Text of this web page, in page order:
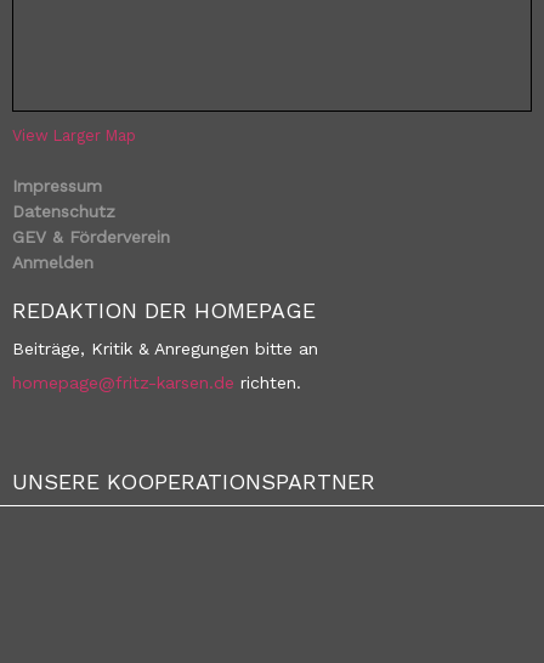
View Larger Map
Impressum
Datenschutz
GEV & Förderverein
Anmelden
REDAKTION DER HOMEPAGE
Beiträge, Kritik & Anregungen bitte an
homepage@fritz-karsen.de richten.
UNSERE KOOPERATIONSPARTNER